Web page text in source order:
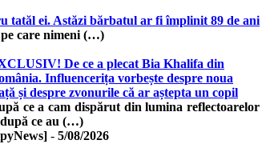
tatăl ei. Astăzi bărbatul ar fi împlinit 89 de ani
pe care nimeni (…)
De ce a plecat Bia Khalifa din
Influencerița vorbește despre noua
și despre zvonurile că ar aștepta un copil
ce a cam dispărut din lumina reflectoarelor
ce au (…)
- 5/08/2026